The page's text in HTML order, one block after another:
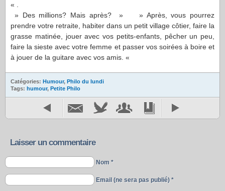
« .
» Des millions? Mais après? » » Après, vous pourrez
prendre votre retraite, habiter dans un petit village côtier, faire la
grasse matinée, jouer avec vos petits-enfants, pêcher un peu,
faire la sieste avec votre femme et passer vos soirées à boire et
à jouer de la guitare avec vos amis. «
Catégories: Humour, Philo du lundi
Tags: humour, Petite Philo
Laisser un commentaire
Nom *
Email (ne sera pas publié) *